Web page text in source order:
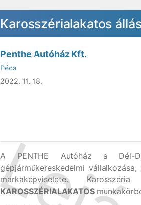
Karosszérialakatos
Penthe Autóház Kft.
Pécs
2022. 11. 18.
A PENTHE Autóház a Dél-
gépjárműkereskedelmi
márkaképviselete.
KAROSSZÉRIALAKATOS